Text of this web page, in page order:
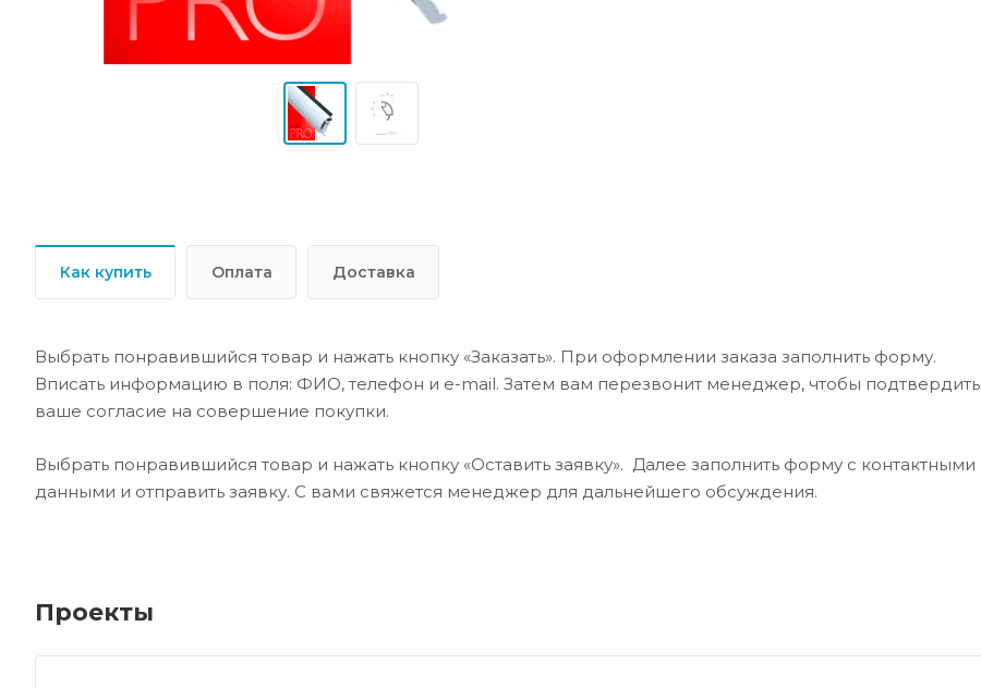
Как купить Оплата Доставка
Выбрать понравившийся товар и нажать кнопку «Заказать». При оформлении заказа заполнить форму.
Вписать информацию в поля: ФИО, телефон и e-mail. Затем вам перезвонит менеджер, чтобы подтвердить
ваше согласие на совершение покупки.
Выбрать понравившийся товар и нажать кнопку «Оставить заявку». Далее заполнить форму с контактными
данными и отправить заявку. С вами свяжется менеджер для дальнейшего обсуждения.
Проекты